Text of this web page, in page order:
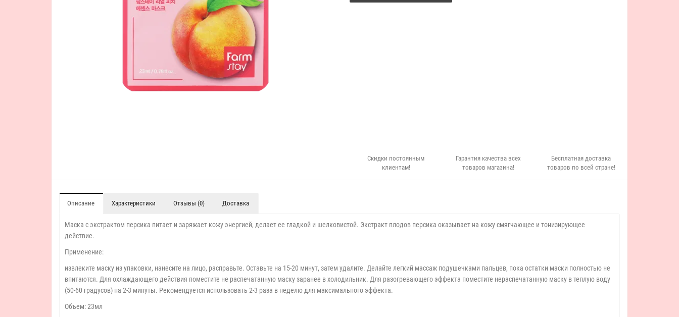
Скидки постоянным
клиентам!
Гарантия качества всех
товаров магазина!
Бесплатная доставка
товаров по всей стране!
Описание Характеристики Отзывы (0) Доставка
Маска с экстрактом персика питает и заряжает кожу энергией, делает ее гладкой и шелковистой. Экстракт плодов персика оказывает на кожу смягчающее и тонизирующее
действие.
Применение:
извлеките маску из упаковки, нанесите на лицо, расправьте. Оставьте на 15-20 минут, затем удалите. Делайте легкий массаж подушечками пальцев, пока остатки маски полностью не
впитаются. Для охлаждающего действия поместите не распечатанную маску заранее в холодильник. Для разогревающего эффекта поместите нераспечатанную маску в теплую воду
(50-60 градусов) на 2-3 минуты. Рекомендуется использовать 2-3 раза в неделю для максимального эффекта.
Объем: 23мл